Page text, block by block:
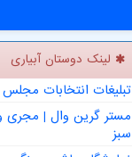
لینک دوستان آبیاری
تبلیغات انتخابات مجلس
مستر گرین وال | مجری و
سبز